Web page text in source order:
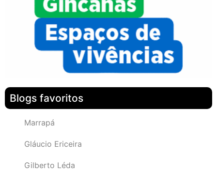
Blogs favoritos
Marrapá
Gláucio Ericeira
Gilberto Léda